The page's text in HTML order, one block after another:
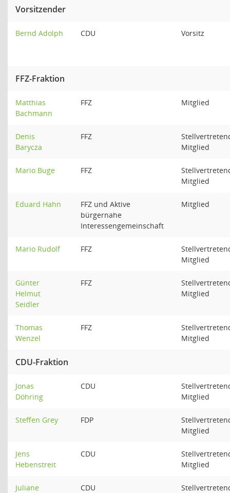
Vorsitzender
Bernd Adolph CDU Vorsitz
FFZ-Fraktion
Matthias
Bachmann
FFZ Mitglied
Denis
Barycza
FFZ
Mitglied
Mario Buge FFZ
Mitglied
Eduard Hahn
FFZ und Aktive
bürgernahe
Interessengemeinschaft
Mitglied
Mario Rudolf FFZ
Mitglied
Günter
Helmut
Seidler
FFZ
Mitglied
Thomas
Wenzel
FFZ
Mitglied
CDU-Fraktion
Jonas
Döhring
CDU
Mitglied
Steffen Grey FDP
Mitglied
Jens
Hebenstreit
CDU
Mitglied
Juliane
CDU